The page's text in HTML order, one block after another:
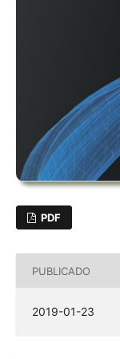
PDF
PUBLICADO
2019-01-23